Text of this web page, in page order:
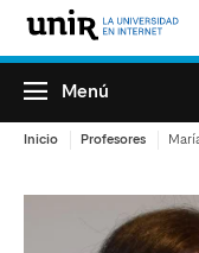
Menú
Inicio Profesores